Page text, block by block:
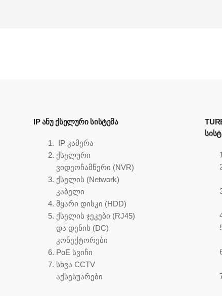
IP ᲐᲜᲣ ᲥᲡᲔᲚᲣᲠᲘ ᲡᲘᲡᲢᲔᲛᲐ
IP კამერა
ქსელური
ვიდეოჩამწერი (NVR)
ქსელის (Network)
კაბელი
მყარი დისკი (HDD)
ქსელის ჯეკები (RJ45)
და დენის (DC)
კონექტორები
PoE სვიჩი
სხვა CCTV
აქსესუარები